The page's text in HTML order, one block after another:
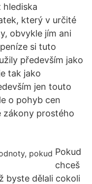
hlediska
který v určité
obvykle jím ani
si tuto
především jako
tak jako
jen touto
o pohyb cen
zákony prostého
Pokud
chceš
byste dělali cokoli